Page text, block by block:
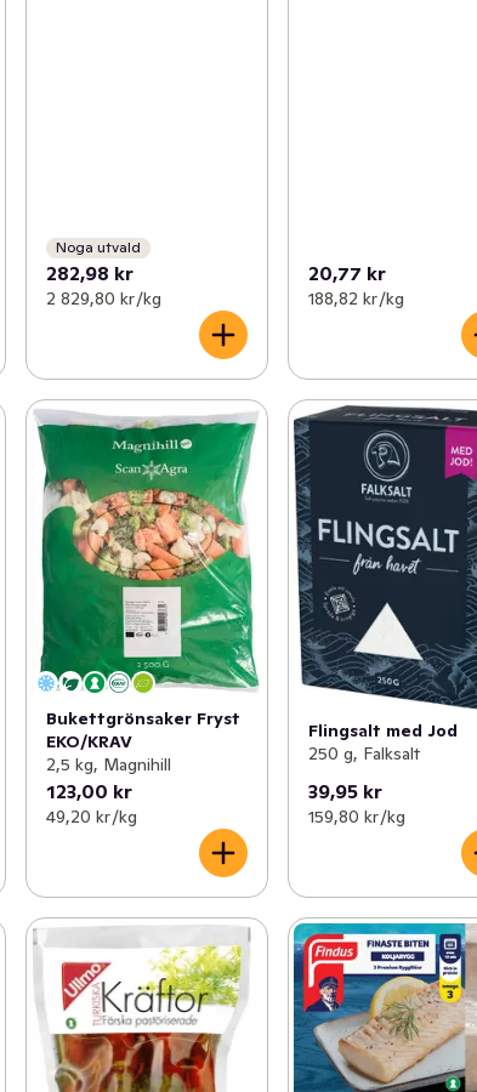
Noga utvald
282,98 kr
2 829,80 kr /kg
20,77 kr
188,82 kr /kg
Bukettgrönsaker Fryst
EKO/KRAV
2,5 kg, Magnihill
123,00 kr
49,20 kr /kg
Flingsalt med Jod
250 g, Falksalt
39,95 kr
159,80 kr /kg